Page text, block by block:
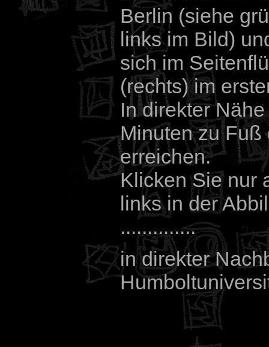
Berlin (siehe
links im Bild)
sich im
(rechts) im
In direkter
Minuten zu Fuß
erreichen.
Klicken Sie nur
links in der
..............
in direkter